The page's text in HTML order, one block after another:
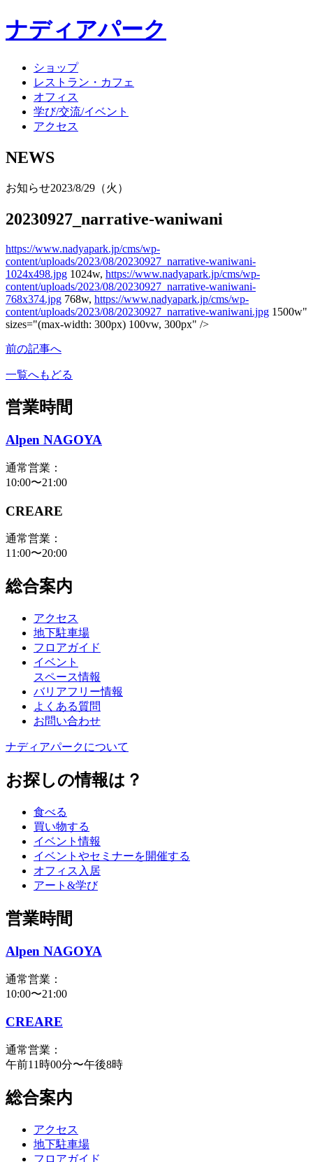
ナディアパーク
ショップ
レストラン・カフェ
オフィス
学び/交流/イベント
アクセス
NEWS
お知らせ2023/8/29（火）
20230927_narrative-waniwani
https://www.nadyapark.jp/cms/wp-
content/uploads/2023/08/20230927_narrative-waniwani-
1024x498.jpg 1024w, https://www.nadyapark.jp/cms/wp-
content/uploads/2023/08/20230927_narrative-waniwani-
768x374.jpg 768w, https://www.nadyapark.jp/cms/wp-
content/uploads/2023/08/20230927_narrative-waniwani.jpg 1500w"
sizes="(max-width: 300px) 100vw, 300px" />
前の記事へ
一覧へもどる
営業時間
Alpen NAGOYA
通常営業：
10:00〜21:00
CREARE
通常営業：
11:00〜20:00
総合案内
アクセス
地下駐車場
フロアガイド
イベント
スペース情報
バリアフリー情報
よくある質問
お問い合わせ
ナディアパークについて
お探しの情報は？
食べる
買い物する
イベント情報
イベントやセミナーを開催する
オフィス入居
アート&学び
営業時間
Alpen NAGOYA
通常営業：
10:00〜21:00
CREARE
通常営業：
午前11時00分〜午後8時
総合案内
アクセス
地下駐車場
フロアガイド